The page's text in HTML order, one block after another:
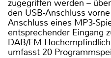
zugegriffen werden – über den Kartenleser bzw.
den USB-Anschluss
Anschluss eines MP3-
entsprechender Eingang zur Verfügung.
DAB/FM-
umfasst 20 Programmspeicherplätze für die